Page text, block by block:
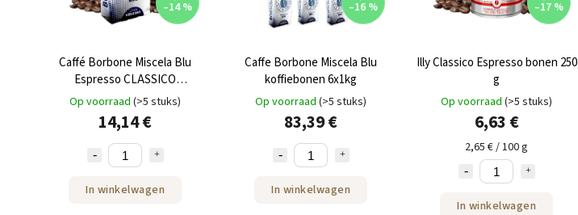
–14 %
Caffé Borbone Miscela Blu
Espresso CLASSICO
koffiebonen 1 kg
Op voorraad (>5 stuks)
14,14 €
In winkelwagen
–16 %
Caffe Borbone Miscela Blu
koffiebonen 6x1kg
Op voorraad (>5 stuks)
83,39 €
In winkelwagen
–17 %
Illy Classico Espresso bonen 250
g
Op voorraad (>5 stuks)
6,63 €
2,65 € / 100 g
In winkelwagen